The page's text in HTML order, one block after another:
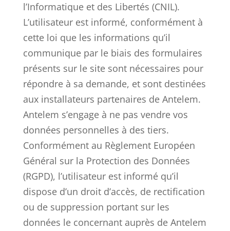
l’Informatique et des Libertés (CNIL).
L’utilisateur est informé, conformément à
cette loi que les informations qu’il
communique par le biais des formulaires
présents sur le site sont nécessaires pour
répondre à sa demande, et sont destinées
aux installateurs partenaires de Antelem.
Antelem s’engage à ne pas vendre vos
données personnelles à des tiers.
Conformément au Règlement Européen
Général sur la Protection des Données
(RGPD), l’utilisateur est informé qu’il
dispose d’un droit d’accès, de rectification
ou de suppression portant sur les
données le concernant auprès de Antelem